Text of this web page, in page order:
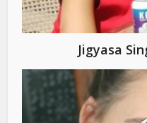
Jigyasa